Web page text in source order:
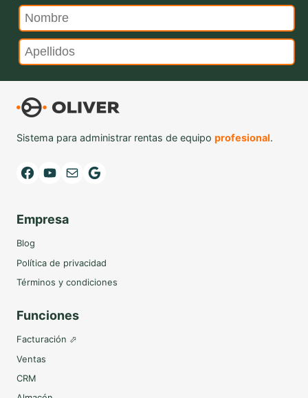
Sistema para administrar rentas de equipo profesional.
Facebook YouTube Mail Google
Empresa
Blog
Política de privacidad
Términos y condiciones
Funciones
Facturación ⬀
Ventas
CRM